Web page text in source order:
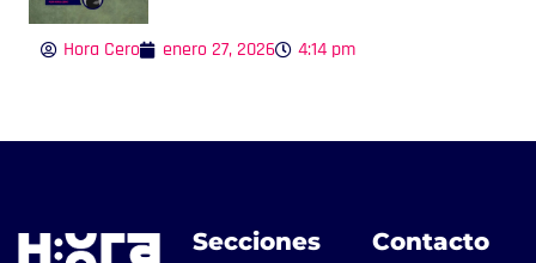
Hora Cero enero 27, 2026 4:14 pm
Secciones Contacto